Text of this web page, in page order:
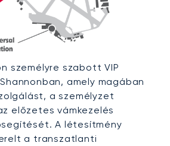
személyre szabott VIP
amely magában
a személyzet
előzetes vámkezelés
A létesítmény
a transzatlanti